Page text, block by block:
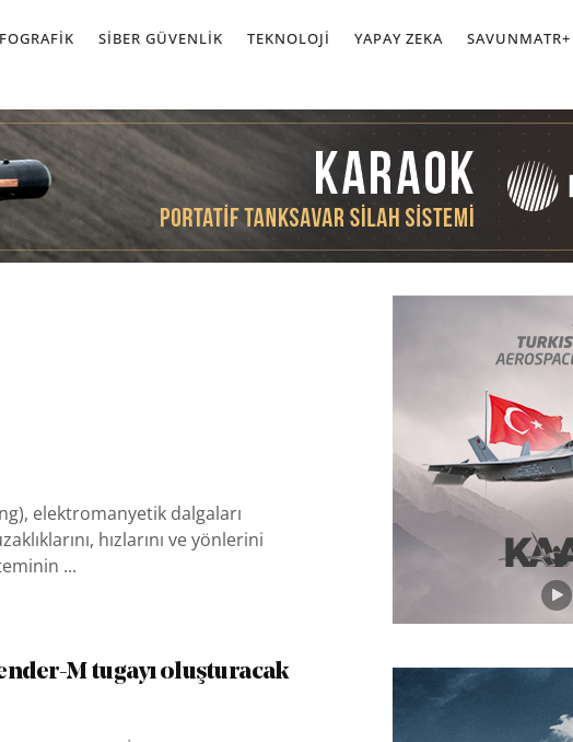
SIBER GÜVENLIK TEKNOLOJI YAPAY ZEKA SAVUNMATR+
elektromanyetik dalgaları
hızlarını ve yönlerini
...
M tugayı oluşturacak